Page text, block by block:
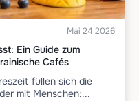
Mai 24 2026
Ein Guide zum
Cafés
füllen sich die
mit Menschen:...